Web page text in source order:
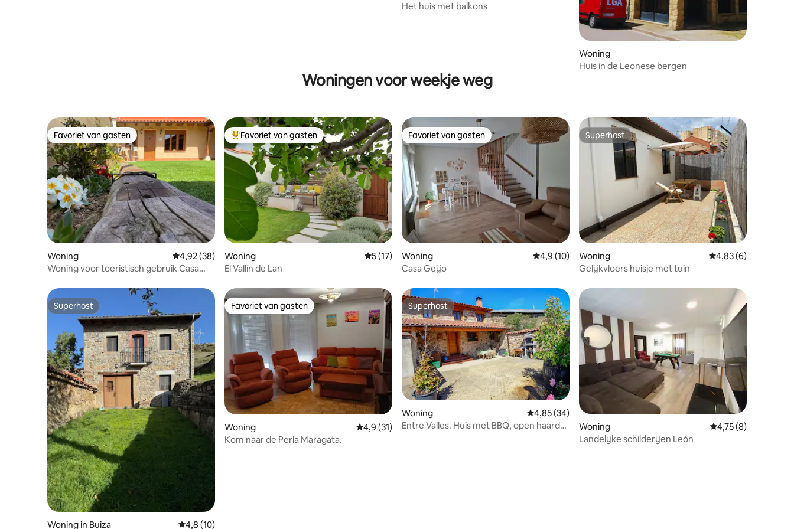
Het huis met balkons
Woning
Huis in de Leonese bergen
Woningen voor weekje weg
Favoriet van gasten
Favoriet van gasten
Woning Gemiddelde beoordeling van 4,92 op 5, 38 recensies
4,92 (38)
Woning voor toeristisch gebruik Casa
Topfavoriet van gasten
Favoriet van gasten
Woning Gemiddelde beoordeling van 5 op 5, 17 recensies
5 (17)
El Vallín de Lan
Favoriet van gasten
Favoriet van gasten
Woning Gemiddelde beoordeling van 4,9 op 5, 10 recensies
4,9 (10)
Casa Geijo
Superhost
Superhost
Woning Gemiddelde
4,83 (6)
Gelijkvloers huisje met tuin
Superhost
Superhost
Woning in Buiza Gemiddelde beoordeling van 4,8 op 5, 10 recensies
4,8 (10)
Favoriet van gasten
Favoriet van gasten
Woning Gemiddelde beoordeling van 4,9 op 5, 31 recensies
4,9 (31)
Kom naar de Perla Maragata.
Superhost
Superhost
Woning Gemiddelde beoordeling van 4,85 op 5, 34 recensies
4,85 (34)
Entre Valles. Huis met BBQ, open haard
Woning Gemiddelde
4,75 (8)
Landelijke schilderijen León